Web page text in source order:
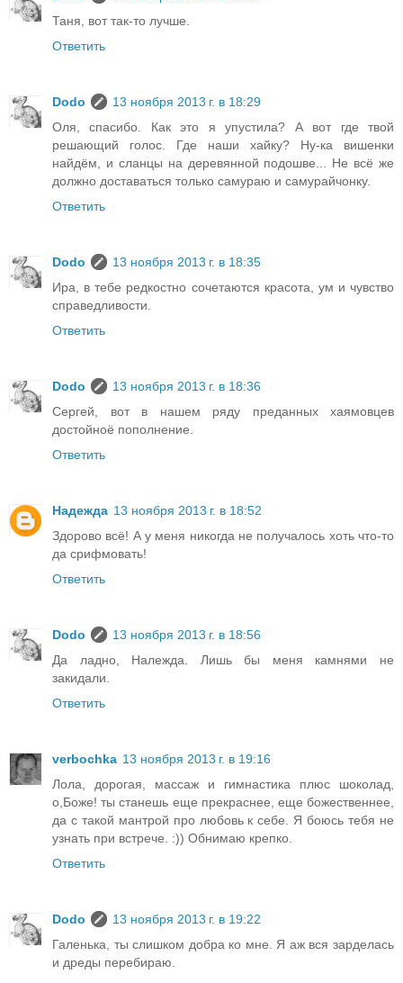
Таня, вот так-то лучше.
Ответить
Dodo
13 ноября 2013 г. в 18:29
Оля, спасибо. Как это я упустила? А вот где твой
решающий голос. Где наши хайку? Ну-ка вишенки
найдём, и сланцы на деревянной подошве... Не всё же
должно доставаться только самураю и самурайчонку.
Ответить
Dodo
13 ноября 2013 г. в 18:35
Ира, в тебе редкостно сочетаются красота, ум и чувство
справедливости.
Ответить
Dodo
13 ноября 2013 г. в 18:36
Сергей, вот в нашем ряду преданных хаямовцев
достойноё пополнение.
Ответить
Надежда 13 ноября 2013 г. в 18:52
Здорово всё! А у меня никогда не получалось хоть что-то
да срифмовать!
Ответить
Dodo
13 ноября 2013 г. в 18:56
Да ладно, Належда. Лишь бы меня камнями не
закидали.
Ответить
verbochka 13 ноября 2013 г. в 19:16
Лола, дорогая, массаж и гимнастика плюс шоколад,
о,Боже! ты станешь еще прекраснее, еще божественнее,
да с такой мантрой про любовь к себе. Я боюсь тебя не
узнать при встрече. :)) Обнимаю крепко.
Ответить
Dodo
13 ноября 2013 г. в 19:22
Галенька, ты слишком добра ко мне. Я аж вся зарделась
и дреды перебираю.